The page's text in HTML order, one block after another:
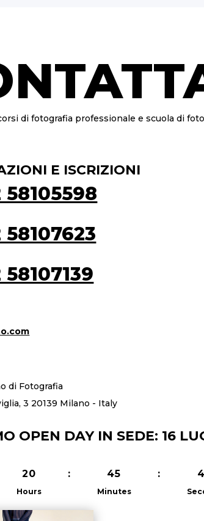
di fotografia professionale e scuola di
E ISCRIZIONI
58105598
58107623
di Fotografia
3 20139 Milano - Italy
OPEN DAY IN SEDE: 16
20
Hours
: 45
Minutes
: